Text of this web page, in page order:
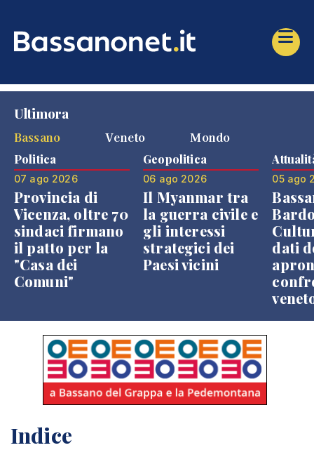
Ultimora
Bassano
Veneto Mondo
Politica
07 ago 2026
Provincia di
Vicenza, oltre 70
sindaci firmano
il patto per la
"Casa dei
Comuni"
Geopolitica
06 ago 2026
Il Myanmar tra
la guerra civile e
gli interessi
strategici dei
Paesi vicini
05 ago
dati
Indice